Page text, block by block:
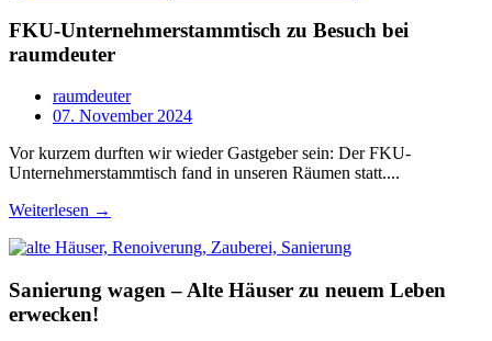
FKU-Unternehmerstammtisch zu Besuch bei
raumdeuter
raumdeuter
07. November 2024
Vor kurzem durften wir wieder Gastgeber sein: Der FKU-
Unternehmerstammtisch fand in unseren Räumen statt....
Weiterlesen →
Sanierung wagen – Alte Häuser zu neuem Leben
erwecken!